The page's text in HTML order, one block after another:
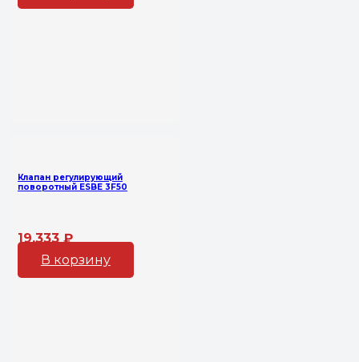
Клапан регулирующий
поворотный ESBE 3F50
19,333₽
В корзину